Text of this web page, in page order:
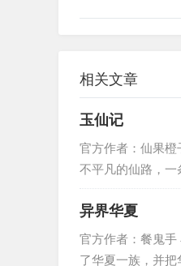
相关文章
玉仙记
官方作者：仙果
不平凡的仙路，
异界华夏
官方作者：餐鬼
了华夏一族，并